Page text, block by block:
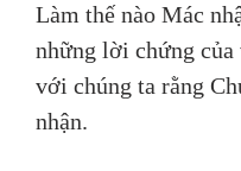
Làm thế nào Mác
những lời chứng của
với chúng ta rằng
nhận.